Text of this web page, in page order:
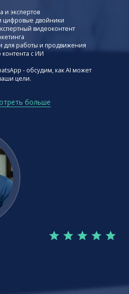
и экспертов
цифровые двойники
видеоконтент
для работы и продвижения
с ИИ
- обсудим, как AI может
цели.
больше